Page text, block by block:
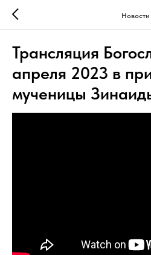
Новости
Трансляция
апреля 2023 в
мученицы